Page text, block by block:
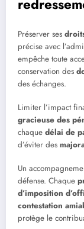
Préserver ses
précise avec
empêche toute
conservation des
des échanges.
Limiter l’impact
gracieuse des
chaque délai de
d’éviter des
Un
défense. Chaque
d’imposition
contestation
protège le